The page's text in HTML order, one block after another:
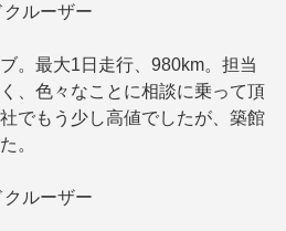
クルーザー
。最大1日走行、980km。担当
、色々なことに相談に乗って頂
でもう少し高値でしたが、築館
。
クルーザー